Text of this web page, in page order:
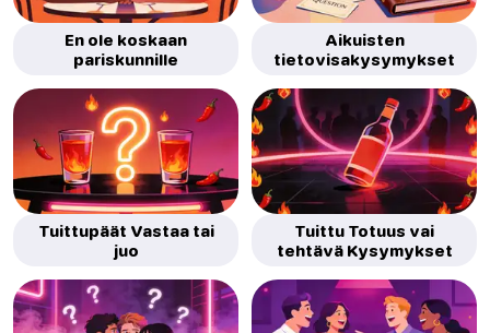
En ole koskaan
pariskunnille
Aikuisten
tietovisakysymykset
Tuittupäät Vastaa tai
juo
Tuittu Totuus vai
tehtävä Kysymykset